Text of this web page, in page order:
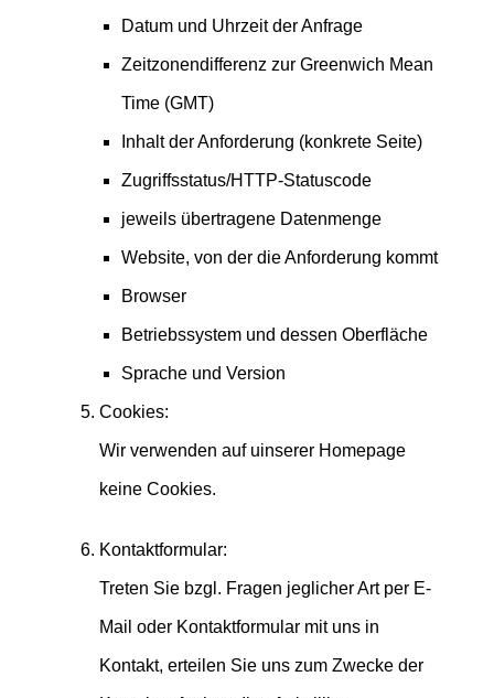
Datum und Uhrzeit der Anfrage
Zeitzonendifferenz zur Greenwich Mean
Time (GMT)
Inhalt der Anforderung (konkrete Seite)
Zugriffsstatus/HTTP-Statuscode
jeweils übertragene Datenmenge
Website, von der die Anforderung kommt
Browser
Betriebssystem und dessen Oberfläche
Sprache und Version
Cookies:
Wir verwenden auf uinserer Homepage
keine Cookies.
Kontaktformular:
Treten Sie bzgl. Fragen jeglicher Art per E-
Mail oder Kontaktformular mit uns in
Kontakt, erteilen Sie uns zum Zwecke der